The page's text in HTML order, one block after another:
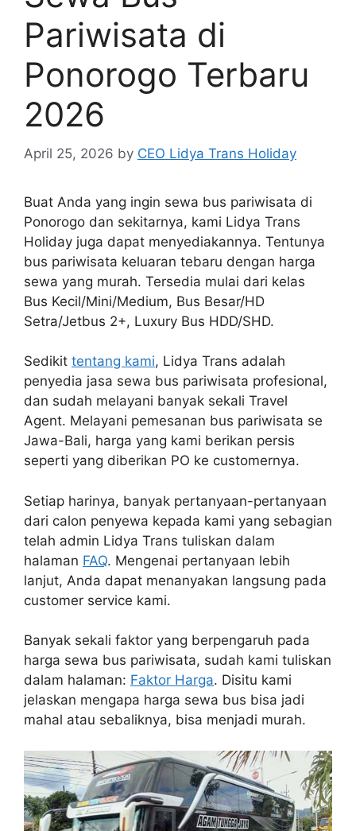
Pariwisata di
Ponorogo Terbaru
2026
April 25, 2026 by CEO Lidya Trans Holiday
Buat Anda yang ingin sewa bus pariwisata di
Ponorogo dan sekitarnya, kami Lidya Trans
Holiday juga dapat menyediakannya. Tentunya
bus pariwisata keluaran tebaru dengan harga
sewa yang murah. Tersedia mulai dari kelas
Bus Kecil/Mini/Medium, Bus Besar/HD
Setra/Jetbus 2+, Luxury Bus HDD/SHD.
Sedikit tentang kami, Lidya Trans adalah
penyedia jasa sewa bus pariwisata profesional,
dan sudah melayani banyak sekali Travel
Agent. Melayani pemesanan bus pariwisata se
Jawa-Bali, harga yang kami berikan persis
seperti yang diberikan PO ke customernya.
Setiap harinya, banyak pertanyaan-pertanyaan
dari calon penyewa kepada kami yang sebagian
telah admin Lidya Trans tuliskan dalam
halaman FAQ. Mengenai pertanyaan lebih
lanjut, Anda dapat menanyakan langsung pada
customer service kami.
Banyak sekali faktor yang berpengaruh pada
harga sewa bus pariwisata, sudah kami tuliskan
dalam halaman: Faktor Harga. Disitu kami
jelaskan mengapa harga sewa bus bisa jadi
mahal atau sebaliknya, bisa menjadi murah.